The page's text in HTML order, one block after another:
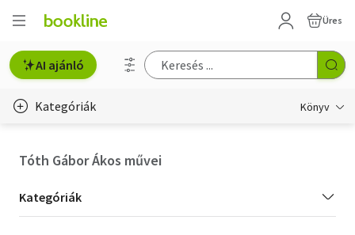
Üres
AI ajánló
Kategóriák Könyv
Tóth Gábor Ákos művei
Kategória
szűrés
Kategóriák